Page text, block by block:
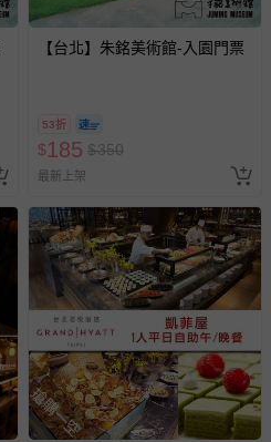
【台北】朱銘美術館-入園門票
53折
$185 $350
最新上架
搶購一空